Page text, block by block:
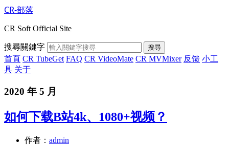
CR-部落
CR Soft Official Site
搜尋關鍵字 搜尋
首頁 CR TubeGet FAQ CR VideoMate CR MVMixer 反馈 小工
具 关于
2020 年 5 月
如何下载B站4k、1080+视频？
作者： admin